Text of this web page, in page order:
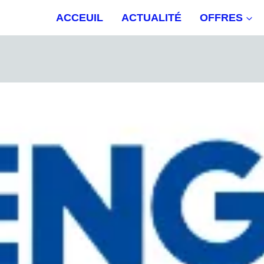
ACCEUIL ACTUALITÉ OFFRES